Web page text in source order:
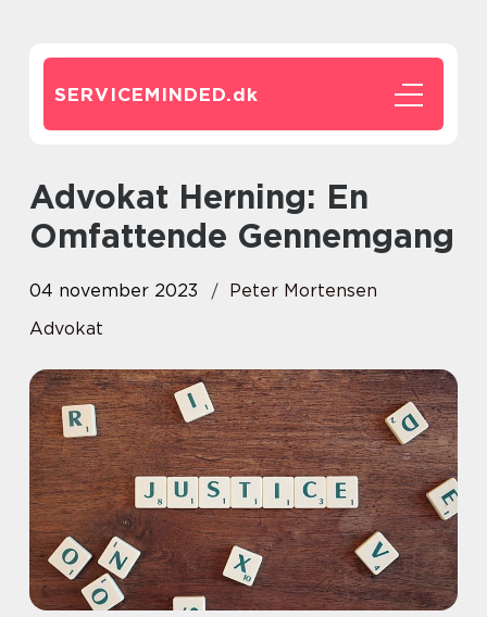
SERVICEMINDED.dk
Advokat Herning: En
Omfattende Gennemgang
04 november 2023
Peter Mortensen
Advokat